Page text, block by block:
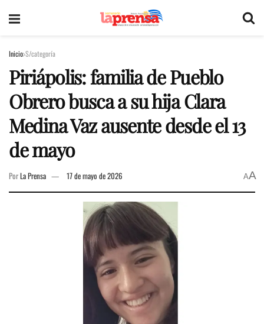
Inicio S/categoría
Piriápolis: familia de Pueblo
Obrero busca a su hija Clara
Medina Vaz ausente desde el 13
de mayo
PorLa Prensa 17 de mayo de 2026 AA